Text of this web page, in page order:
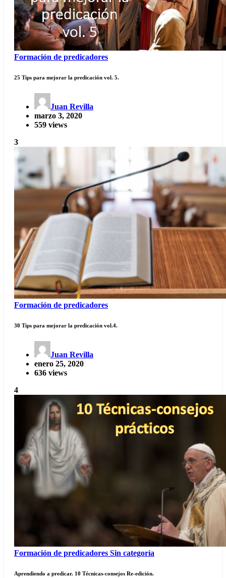
Formación de predicadores
25 Tips para mejorar la predicación vol. 5.
Juan Revilla
marzo 3, 2020
559 views
3
Formación de predicadores
30 Tips para mejorar la predicación vol.4.
Juan Revilla
enero 25, 2020
636 views
4
Formación de predicadores Sin categoría
Aprendiendo a predicar. 10 Técnicas-consejos Re-edición.